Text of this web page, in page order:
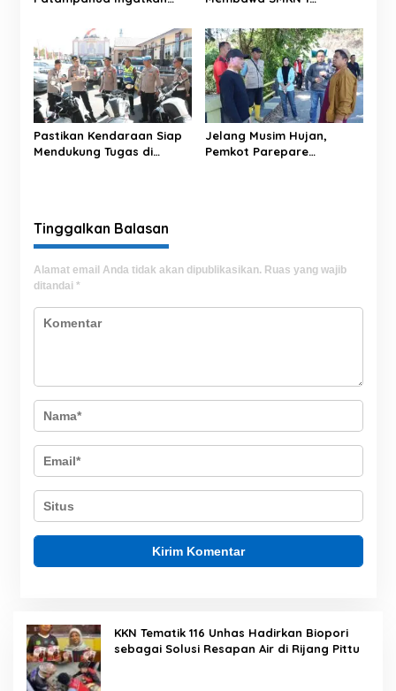
Kejahatan Ini Marak di
Malam Hari
Puncak Prestasi
Pastikan Kendaraan Siap
Mendukung Tugas di
Jelang Musim Hujan,
Pemkot Parepare
Tinggalkan Balasan
Alamat email Anda tidak akan dipublikasikan. Ruas yang wajib
ditandai *
KKN Tematik 116 Unhas Hadirkan Biopori
sebagai Solusi Resapan Air di Rijang Pittu